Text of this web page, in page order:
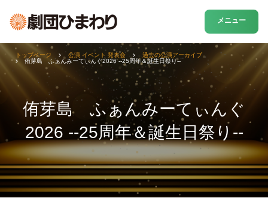
メニュー
侑芽島 ふぁんみーてぃんぐ
2026 --25周年＆誕生日祭り--
トップページ 公演 イベント 発表会
過去の公演アーカイブ
侑芽島 ふぁんみーてぃんぐ2026 --25周年＆誕生日祭り--